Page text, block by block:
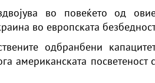
во повеќето од
во европската
одбранбени
американската посветеност